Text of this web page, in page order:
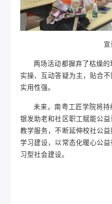
两场活动都摒弃了枯燥
实操、互动答疑为主，贴合
实用性强。
未来，南粤工匠学院将
银发助老和社区职工赋能公
教学服务，不断延伸校社公
学习建设，以常态化暖心公
习型社会建设。